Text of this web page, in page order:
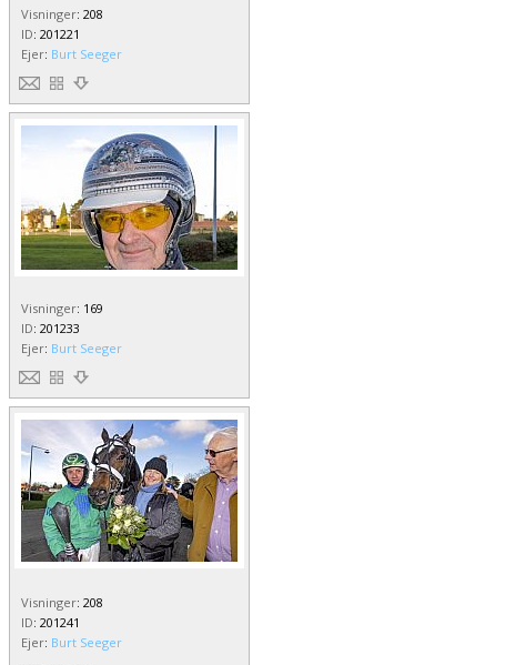
Visninger: 208
ID: 201221
Ejer: Burt Seeger
Visninger: 169
ID: 201233
Ejer: Burt Seeger
Visninger: 208
ID: 201241
Ejer: Burt Seeger